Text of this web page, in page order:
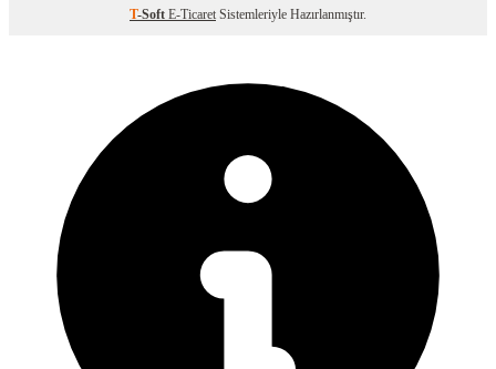
T-Soft E-Ticaret Sistemleriyle Hazırlanmıştır.